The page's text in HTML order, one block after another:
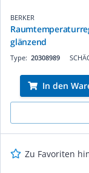
BERKER
glänzend
Type: 20308989
In den
Zu Favoriten